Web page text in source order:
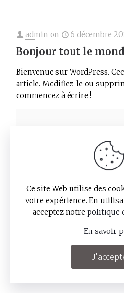
admin on 6 décembre
Bonjour tout le
Bienvenue sur WordPress.
article. Modifiez-le ou
commencez à écrire !
© Copyright 2025 –
et politique de
Ce site Web utilise des
votre expérience. En
acceptez notre politique
En savoir